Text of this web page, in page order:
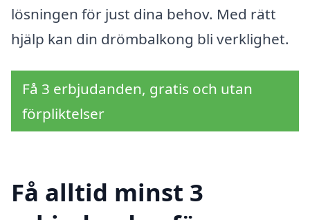
lösningen för just dina behov. Med rätt
hjälp kan din drömbalkong bli verklighet.
Få 3 erbjudanden, gratis och utan
förpliktelser
Få alltid minst 3